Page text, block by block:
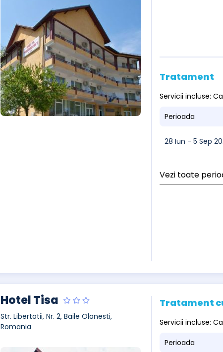
Tratament
Servicii incluse:
Perioada
28 Iun - 5 Sep
Vezi toate
Hotel Tisa
Str. Libertatii, Nr. 2, Baile Olanesti,
Romania
Tratament
Servicii incluse:
Perioada